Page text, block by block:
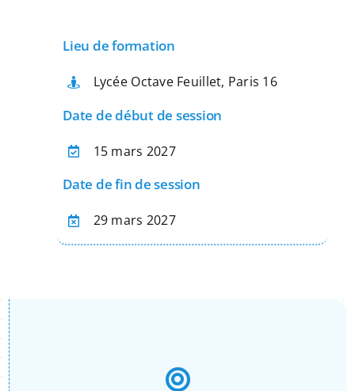
Bilan de Compétences
Notre Réseau
Lieu de formation
Lycée Octave Feuillet, Paris 16
Date de début de session
15 mars 2027
Date de fin de session
29 mars 2027